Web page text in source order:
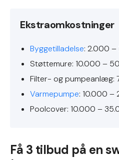
Ekstraomkostninger
Byggetilladelse: 2.000 –
Støttemure: 10.000 –
Filter- og pumpeanlæg:
Varmepumpe: 10.000 –
Poolcover: 10.000 –
Få 3 tilbud på en